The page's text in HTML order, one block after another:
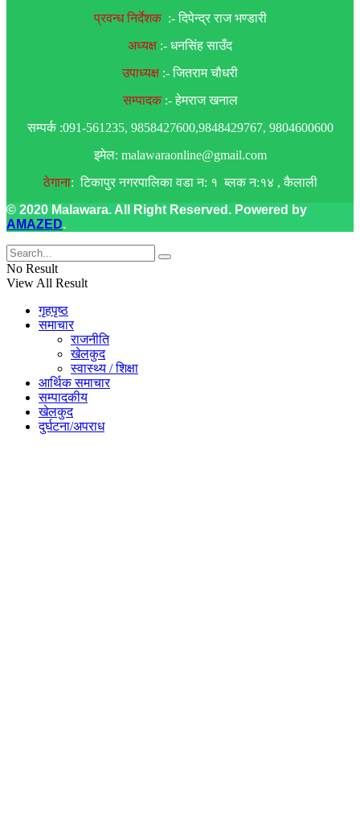
प्रवन्ध निर्देशक:- दिपेन्द्र राज भण्डारी
अध्यक्ष :- धनसिंह साउँद
उपाध्यक्ष :- जितराम चौधरी
सम्पादक:- हेमराज खनाल
सम्पर्क :091-561235, 9858427600,9848429767, 9804600600
इमेल: malawaraonline@gmail.com
ठेगाना: टिकापुर नगरपालिका वडा न: १ ब्लक न:१४ , कैलाली
© 2020 Malawara. All Right Reserved. Powered by
AMAZED.
No Result
View All Result
गृहपृष्ठ
समाचार
राजनीति
खेलकुद
स्वास्थ्य / शिक्षा
आर्थिक समाचार
सम्पादकीय
खेलकुद
दुर्घटना/अपराध